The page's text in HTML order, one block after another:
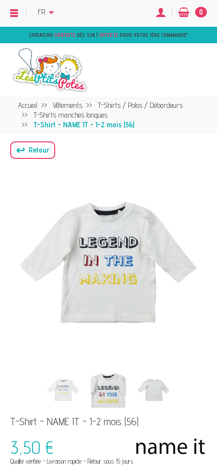
LIVRAISON GRATUITE DÈS 55€ | OFFERTE POUR VOTRE 1ÈRE COMMANDE*
FR 0
Accueil Vêtements
T-Shirts / Polos / Débardeurs
T-Shirts manches longues
T-Shirt - NAME IT - 1-2 mois (56)
↩ Retour
T-Shirt - NAME IT - 1-2 mois (56)
3,50 €
Qualité vérifiée - Livraison rapide - Retour sous 15 jours